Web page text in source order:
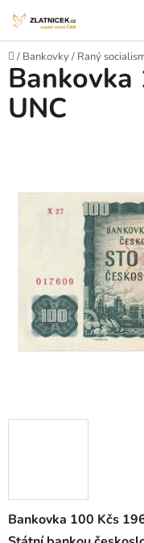
Domů
/ Bankovky/ Raný
Bankovka 100 Kčs
Bankovka
UNC